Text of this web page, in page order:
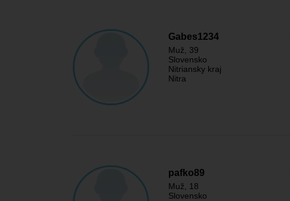
Gabes1234
Muž , 39
Slovensko
Nitriansky kraj
Nitra
pafko89
Muž , 18
Slovensko